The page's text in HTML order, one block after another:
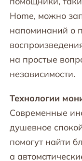
Home, можно
напоминаний о
на простые
независимости.
Технологии
Современные
душевное
помогут найти
а